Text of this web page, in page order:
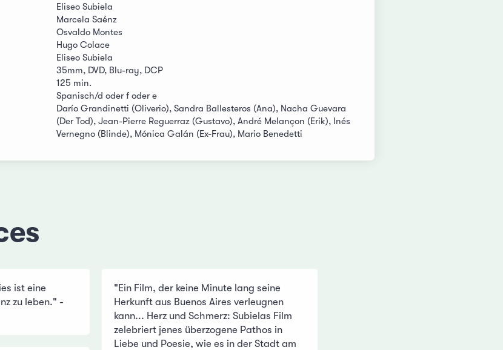
Eliseo Subiela
Marcela Saénz
Osvaldo Montes
Hugo Colace
Eliseo Subiela
35mm, DVD, Blu-ray, DCP
125 min.
Spanisch/d oder f oder e
Darío Grandinetti (Oliverio), Sandra Ballesteros (Ana), Nacha Guevara
(Der Tod), Jean-Pierre Reguerraz (Gustavo), André Melançon (Erik), Inés
Vernegno (Blinde), Mónica Galán (Ex-Frau), Mario Benedetti
ist eine
zu leben." -
"Ein Film, der keine Minute lang seine
Herkunft aus Buenos Aires verleugnen
kann... Herz und Schmerz: Subielas Film
zelebriert jenes überzogene Pathos in
Liebe und Poesie, wie es in der Stadt am